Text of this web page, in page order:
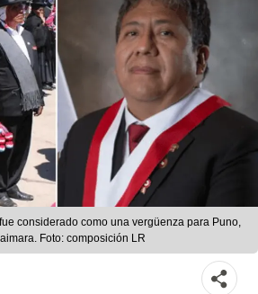
considerado como una vergüenza para Puno,
Foto: composición LR